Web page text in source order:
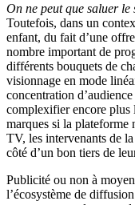
On ne peut que saluer le
Toutefois, dans un
enfant, du fait d’une
nombre important de
différents bouquets de
visionnage en mode
concentration
complexifier encore plus
marques si la plateforme
TV, les intervenants de
côté d’un bon tiers de
Publicité ou non à
l’écosystème de